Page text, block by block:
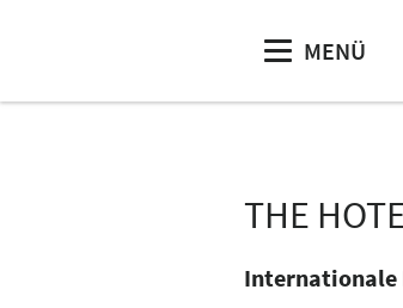
MENÜ
THE
Internationale